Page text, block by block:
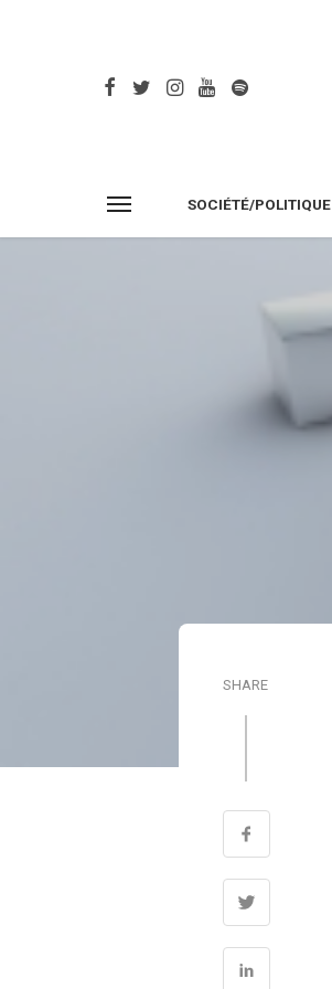
SOCIÉTÉ/POLITIQUE
SHARE